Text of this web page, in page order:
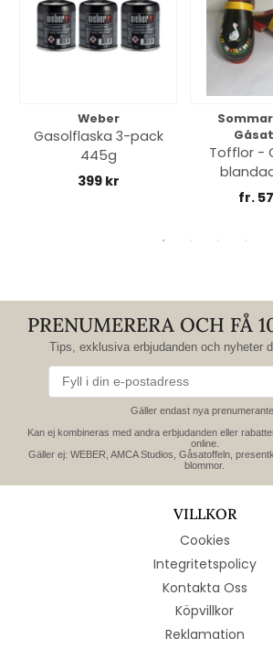
Weber
Gasolflaska 3-pack
445g
399 kr
Tofflor -
fr.
PRENUMERERA OCH FÅ
Tips, exklusiva erbjudanden och nyheter
Gäller endast nya
Kan ej kombineras med andra erbjudanden eller
online.
Gäller ej: WEBER, AMCA Studios, Gåsatoffeln,
blommor.
VILLKOR
Cookies
Integritetspolicy
Kontakta Oss
Köpvillkor
Reklamation